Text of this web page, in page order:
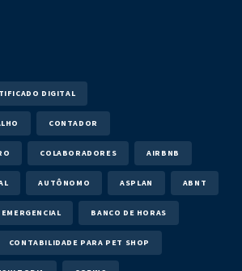
DIGITAL
CONTADOR
COLABORADORES AIRBNB
AUTÔNOMO ASPLAN ABNT
BANCO DE HORAS
CONTABILIDADE PARA PET SHOP